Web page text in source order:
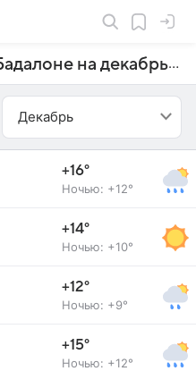
Прогноз погоды в Бадалоне на декабрь 2014 года
Декабрь
+16°
Ночью: +12°
+14°
Ночью: +10°
+12°
Ночью: +9°
+15°
Ночью: +12°